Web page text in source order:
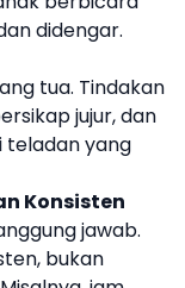
didengar.
tua. Tindakan
jujur, dan
teladan yang
Konsisten
jawab.
bukan